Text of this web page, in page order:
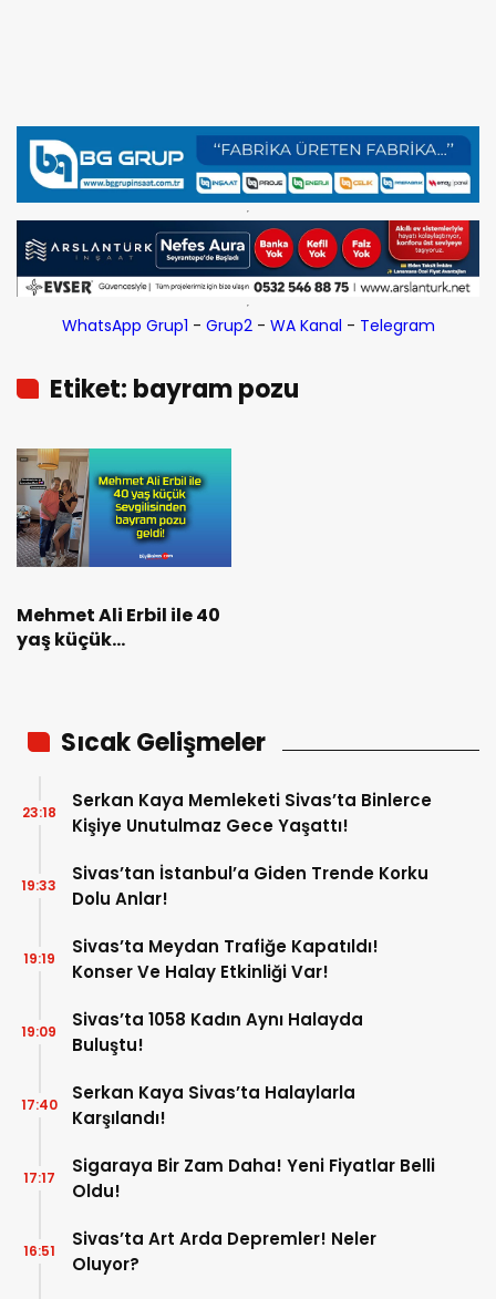
WhatsApp Grup1 - Grup2- WA Kanal - Telegram
Etiket: bayram pozu
Mehmet Ali Erbil ile 40
yaş küçük
Sıcak Gelişmeler
Serkan Kaya Memleketi Sivas’ta Binlerce
Kişiye Unutulmaz Gece Yaşattı!
23:18
Sivas’tan İstanbul’a Giden Trende Korku
Dolu Anlar!
19:33
Sivas’ta Meydan Trafiğe Kapatıldı!
Konser Ve Halay Etkinliği Var!
19:19
Sivas’ta 1058 Kadın Aynı Halayda
Buluştu!
19:09
Serkan Kaya Sivas’ta Halaylarla
Karşılandı!
17:40
Sigaraya Bir Zam Daha! Yeni Fiyatlar Belli
Oldu!
17:17
Sivas’ta Art Arda Depremler! Neler
Oluyor?
16:51